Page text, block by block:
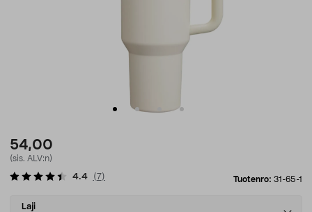
54,00
(sis. ALV:n)
Tuotenro: 31-65-1
4.4 (7)
Select
Laji